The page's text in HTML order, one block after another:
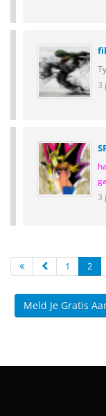
3
3
1 2
Meld Je Gratis